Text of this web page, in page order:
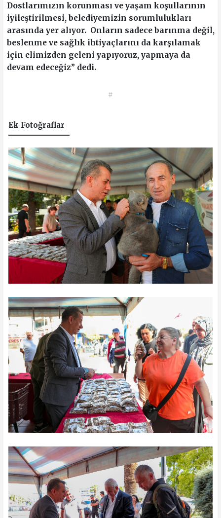
Dostlarımızın korunması ve yaşam koşullarının
iyileştirilmesi, belediyemizin sorumlulukları
arasında yer alıyor. Onların sadece barınma değil,
beslenme ve sağlık ihtiyaçlarını da karşılamak
için elimizden geleni yapıyoruz, yapmaya da
devam edeceğiz” dedi.
#
Ek Fotoğraflar